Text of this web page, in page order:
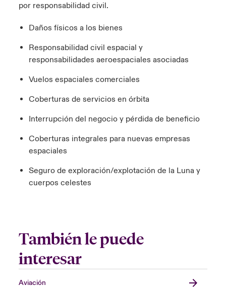
por responsabilidad civil.
Daños físicos a los bienes
Responsabilidad civil espacial y
responsabilidades aeroespaciales asociadas
Vuelos espaciales comerciales
Coberturas de servicios en órbita
Interrupción del negocio y pérdida de beneficio
Coberturas integrales para nuevas empresas
espaciales
Seguro de exploración/explotación de la Luna y
cuerpos celestes
También le puede
interesar
Aviación